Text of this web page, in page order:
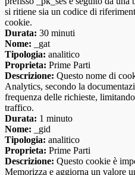
si ritiene sia un codice di
cookie.
Durata: 30 minuti
Nome: _gat
Tipologia: analitico
Proprieta: Prime Parti
Descrizione: Questo nome di
Analytics, secondo la
frequenza delle richieste,
traffico.
Durata: 1 minuto
Nome: _gid
Tipologia: analitico
Proprieta: Prime Parti
Descrizione: Questo cookie è
Memorizza e aggiorna un valore